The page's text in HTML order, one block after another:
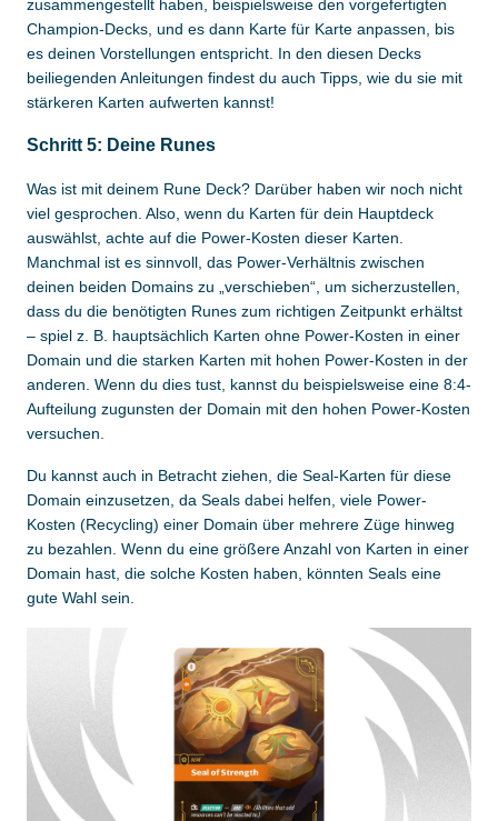
zusammengestellt haben, beispielsweise den vorgefertigten
Champion-Decks, und es dann Karte für Karte anpassen, bis
es deinen Vorstellungen entspricht. In den diesen Decks
beiliegenden Anleitungen findest du auch Tipps, wie du sie mit
stärkeren Karten aufwerten kannst!
Schritt 5: Deine Runes
Was ist mit deinem Rune Deck? Darüber haben wir noch nicht
viel gesprochen. Also, wenn du Karten für dein Hauptdeck
auswählst, achte auf die Power-Kosten dieser Karten.
Manchmal ist es sinnvoll, das Power-Verhältnis zwischen
deinen beiden Domains zu „verschieben“, um sicherzustellen,
dass du die benötigten Runes zum richtigen Zeitpunkt erhältst
– spiel z. B. hauptsächlich Karten ohne Power-Kosten in einer
Domain und die starken Karten mit hohen Power-Kosten in der
anderen. Wenn du dies tust, kannst du beispielsweise eine 8:4-
Aufteilung zugunsten der Domain mit den hohen Power-Kosten
versuchen.
Du kannst auch in Betracht ziehen, die Seal-Karten für diese
Domain einzusetzen, da Seals dabei helfen, viele Power-
Kosten (Recycling) einer Domain über mehrere Züge hinweg
zu bezahlen. Wenn du eine größere Anzahl von Karten in einer
Domain hast, die solche Kosten haben, könnten Seals eine
gute Wahl sein.